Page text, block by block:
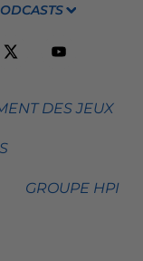
DES JEUX
GROUPE HPI